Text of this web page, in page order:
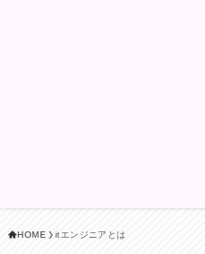
HOME itエンジニアとは